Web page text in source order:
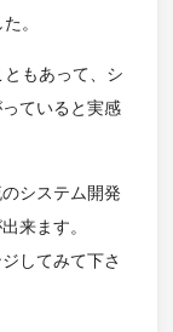
。
もあって、シ
ていると実感
システム開発
来ます。
してみて下さ